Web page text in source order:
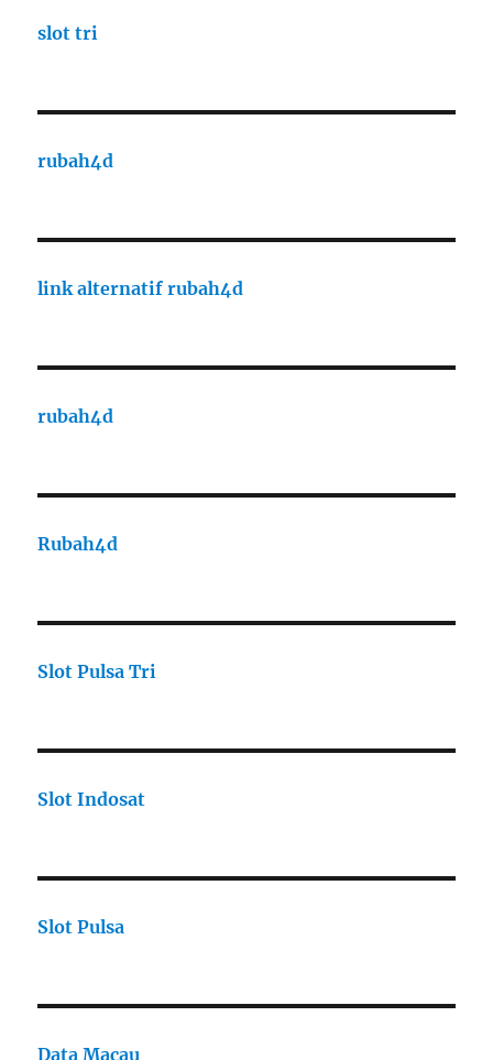
slot tri
rubah4d
link alternatif rubah4d
rubah4d
Rubah4d
Slot Pulsa Tri
Slot Indosat
Slot Pulsa
Data Macau